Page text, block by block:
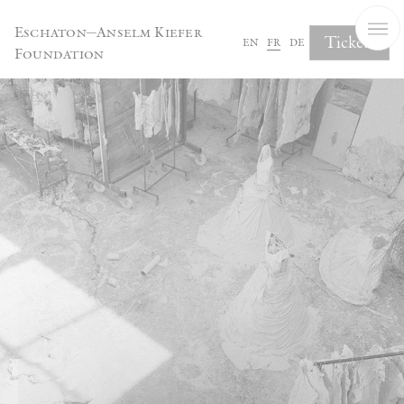
Eschaton—Anselm Kiefer
Foundation
en fr de Tickets